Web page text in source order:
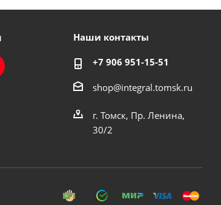
Наши контакты
+7 906 951-15-51
shop@integral.tomsk.ru
г. Томск, Пр. Ленина,
30/2